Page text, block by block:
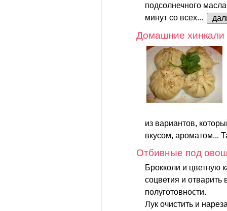
подсолнечного
минут со всех...
Домашние хинкали
из вариантов,
вкусом, ароматом...
Отбивные под
Брокколи и цветную
соцветия и
полуготовности.
Лук очистить и